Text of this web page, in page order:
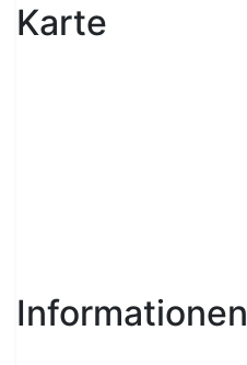
Karte
Informationen